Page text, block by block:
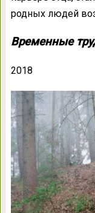
родных людей
Временные
2018